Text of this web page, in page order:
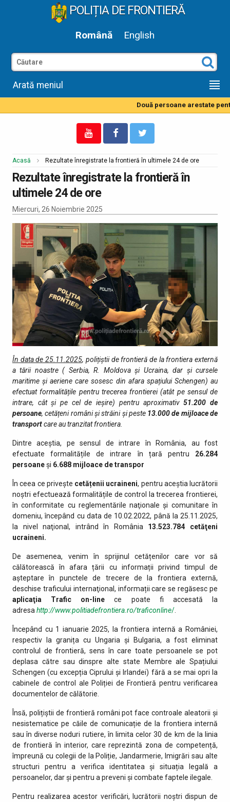
POLIȚIA DE FRONTIERĂ
Română English
Arată meniul
Două persoane arestate
Acasă Rezultate înregistrate la frontieră în ultimele 24 de ore
Rezultate înregistrate la frontieră în
ultimele 24 de ore
Miercuri, 26 Noiembrie 2025
În data de 25.11.2025, polițiștii de frontieră de la frontiera externă
a tării noastre ( Serbia, R. Moldova și Ucraina, dar și cursele
maritime și aeriene care sosesc din afara spațiului Schengen) au
efectuat formalitățile pentru trecerea frontierei (atât pe sensul de
intrare, cât şi pe cel de ieşire) pentru aproximativ51.200de
persoane, cetățeni români și străini şi peste 13.000de mijloace de
transportcare au tranzitat fro­ntiera.
Dintre aceștia, pe sensul de intrare în România, au fost
efectuate formalitățile de intrare în țară pentru 26.284
persoaneși 6.688 mijloace de transpor
În ceea ce privește cetățenii ucraineni, pentru aceștia lucrătorii
noștri efectuează formalitățile de control la trecerea frontierei,
în conformitate cu reglementările naţionale şi comunitare în
domeniu, începând cu data de 10.02.2022, până la 25.11.2025,
la nivel naţional, intrând în România 13.523.784 cetăţeni
ucraineni.
De asemenea, venim în sprijinul cetățenilor care vor să
călătorească în afara țării cu informații privind timpul de
așteptare în punctele de trecere de la frontiera externă,
deschise traficului internaţional, informații care se regăsesc pe
aplicaţia Trafic on-line ce poate fi accesată la
adresa http://www.politiadefrontiera.ro/traficonline/
Începând cu 1 ianuarie 2025, la frontiera internă a României,
respectiv la granița cu Ungaria și Bulgaria, a fost eliminat
controlul de frontieră, sens în care toate persoanele se pot
deplasa către sau dinspre alte state Membre ale Spațiului
Schengen (cu excepția Ciprului și Irlandei) fără a se mai opri la
cabinele de control ale Poliției de Frontieră pentru verificarea
documentelor de călătorie.
Însă, polițiștii de frontieră români pot face controale aleatorii și
nesistematice pe căile de comunicație de la frontiera internă
sau în diverse noduri rutiere, în limita celor 30 de km de la linia
de frontieră în interior, care reprezintă zona de competență,
împreună cu colegii de la Poliție, Jandarmerie, Imigrări sau alte
structuri pentru a verifica identitatea și situația legală a
persoanelor, dar și pentru a preveni și combate faptele ilegale.
Pentru realizarea acestor verificări, lucrătorii noștri dispun de